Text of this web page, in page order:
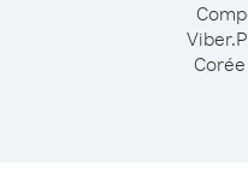
Viber.